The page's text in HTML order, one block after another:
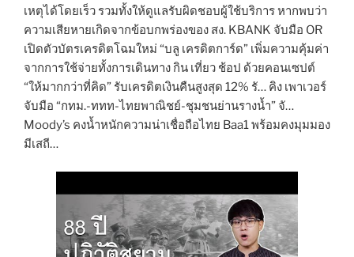
เหตุได้โดยเร็ว รวมทั้งให้ดูแลรับผิดชอบผู้ใช้บริการ หากพบว่า
ความเสียหายเกิดจากข้อบกพร่องของ สง. KBANK จับมือ OR
เปิดตัวบัตรเครดิตโฉมใหม่ “บลู เครดิตการ์ด” เพิ่มความคุ้มค่า
จากการใช้จ่ายทั้งการเดินทาง กิน เที่ยว ช้อป ด้วยคอนเซปต์
“ให้มากกว่าที่คิด” รับเครดิตเงินคืนสูงสุด 12% รั… คิง เพาเวอร์
จับมือ “กทม.-ททท-ไทยพาณิชย์-ชุมชนย่านรางน้ำ” จั…
Moody’s คงน้ำหนักความน่าเชื่อถือไทย Baa1 พร้อมคงมุมมอง
มีเสถี…